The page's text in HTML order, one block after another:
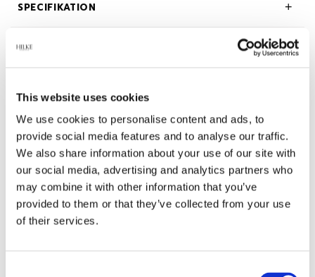
This website uses cookies
We use cookies to personalise content and ads, to
provide social media features and to analyse our traffic.
We also share information about your use of our site with
our social media, advertising and analytics partners who
may combine it with other information that you’ve
provided to them or that they’ve collected from your use
of their services.
SPECIFIKATION
BESKRIVNING
Relaterade produkter